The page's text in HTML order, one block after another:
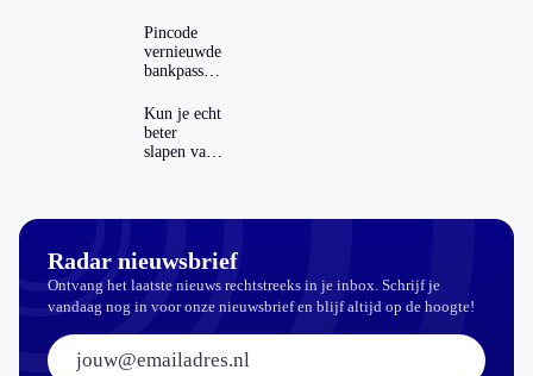
regels in
Nederland
en het
buitenland
Pincode
vernieuwde
bankpassen
ING-app:
is dat wel
veilig?
Kun je echt
beter
slapen van
Radar nieuwsbrief
Ontvang het laatste nieuws rechtstreeks in je inbox. Schrijf je
vandaag nog in voor onze nieuwsbrief en blijf altijd op de hoogte!
E-mailadres: